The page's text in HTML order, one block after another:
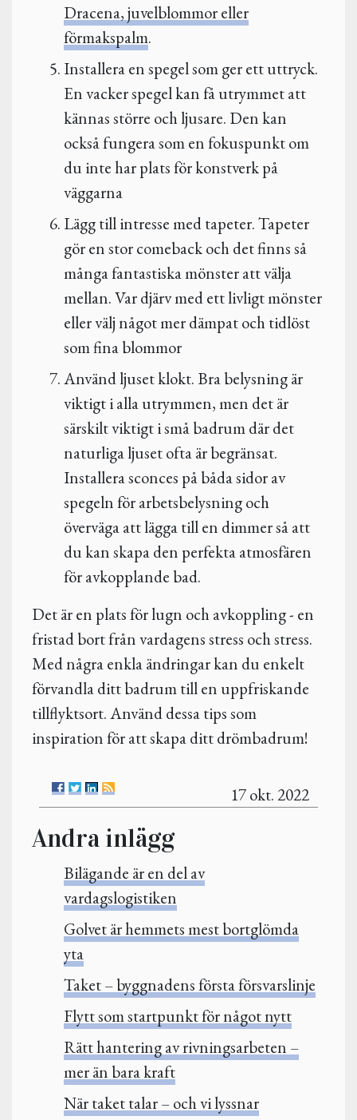
Dracena, juvelblommor eller
förmakspalm.
Installera en spegel som ger ett uttryck.
En vacker spegel kan få utrymmet att
kännas större och ljusare. Den kan
också fungera som en fokuspunkt om
du inte har plats för konstverk på
väggarna
Lägg till intresse med tapeter. Tapeter
gör en stor comeback och det finns så
många fantastiska mönster att välja
mellan. Var djärv med ett livligt mönster
eller välj något mer dämpat och tidlöst
som fina blommor
Använd ljuset klokt. Bra belysning är
viktigt i alla utrymmen, men det är
särskilt viktigt i små badrum där det
naturliga ljuset ofta är begränsat.
Installera sconces på båda sidor av
spegeln för arbetsbelysning och
överväga att lägga till en dimmer så att
du kan skapa den perfekta atmosfären
för avkopplande bad.
Det är en plats för lugn och avkoppling - en
fristad bort från vardagens stress och stress.
Med några enkla ändringar kan du enkelt
förvandla ditt badrum till en uppfriskande
tillflyktsort. Använd dessa tips som
inspiration för att skapa ditt drömbadrum!
17 okt. 2022
Andra inlägg
Bilägande är en del av
vardagslogistiken
Golvet är hemmets mest bortglömda
yta
Taket – byggnadens första försvarslinje
Flytt som startpunkt för något nytt
Rätt hantering av rivningsarbeten –
mer än bara kraft
När taket talar – och vi lyssnar